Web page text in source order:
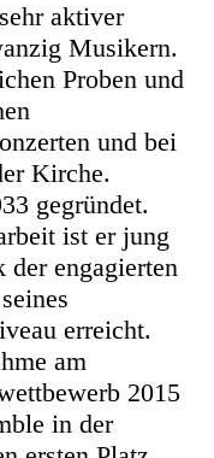
aktiver
Musikern.
Proben und
und bei
Kirche.
gegründet.
ist er jung
der engagierten
erreicht.
am
2015
in der